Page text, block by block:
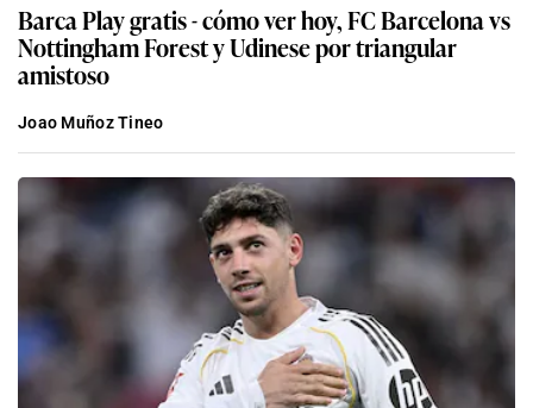
Barca Play gratis - cómo ver hoy, FC Barcelona vs
Nottingham Forest y Udinese por triangular
amistoso
Joao Muñoz Tineo